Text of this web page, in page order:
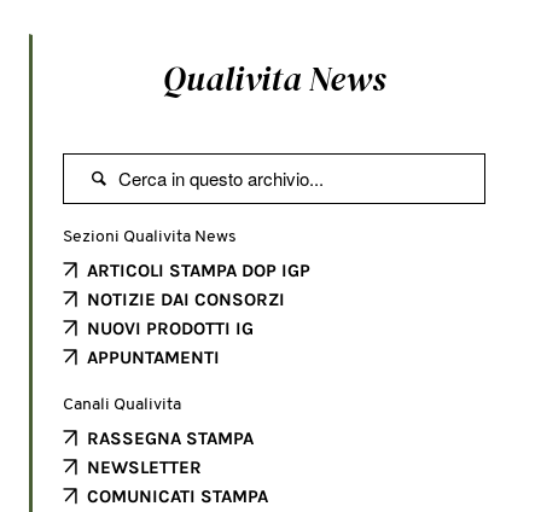
Qualivita News

Sezioni Qualivita News
ARTICOLI STAMPA DOP IGP
NOTIZIE DAI CONSORZI
NUOVI PRODOTTI IG
APPUNTAMENTI
Canali Qualivita
RASSEGNA STAMPA
NEWSLETTER
COMUNICATI STAMPA